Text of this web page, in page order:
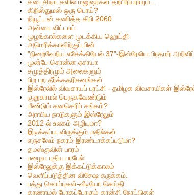
கடைசிநாட்களில் மனுஷர்கள் தற்பிரியராயும்...
கிறிஸ்தும‌ஸ் ஒரு பொய்?
நியூட்டன் கணித்த கிபி:2060
அன்பை விட்டாய்
முழங்கால்களை முடக்கிய ஹெய்தி
அமெரிக்காவிற்குப் பின்
”நிறைவேறிய எசேக்கியேல் 37”-இஸ்ரேலிய பிரதமர்
முன்பே சொன்ன ஏசாயா
சமுத்திரமும் அலைகளும்
பிற புற தீர்க்கதரிசனங்கள்
இஸ்ரேலில் விவசாயப் புரட்சி - தமிழக விவசாயிகள்
குறுகாமல் பெருகவேண்டும்
மீண்டும் சனகெரிப் சங்கம்?
அராபிய நாடுகளும் இஸ்ரேலும்
2012-ல் உலகம் அழியுமா?
இடிக்கப்படவிருக்கும் மதில்கள்
எருசலேம் நகரம் இரண்டாக்கப்படுமா?
தமஸ்குவின் பாரம்
பழைய புதிய பாபேல்
இஸ்ரேலுக்கு இக்கட்டுக்காலம்
வெளிப்படுத்தின விசேஷ சுருக்கம்.
பத்து கொம்புகள்-வீடியோ செய்தி
காணாமல் போகப்போகும் கரன்சி நோட்டுகள்